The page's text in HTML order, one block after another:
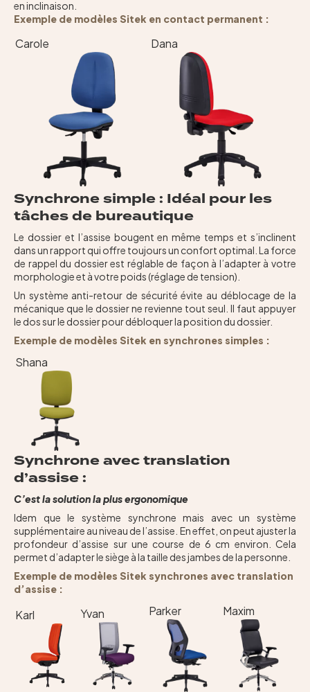
en inclinaison.
Exemple de modèles Sitek en contact permanent :
Carole Dana
Synchrone simple : Idéal pour les
tâches de bureautique
Le dossier et l’assise bougent en même temps et s’inclinent
dans un rapport qui offre toujours un confort optimal. La force
de rappel du dossier est réglable de façon à l’adapter à votre
morphologie et à votre poids (réglage de tension).
Un système anti-retour de sécurité évite au déblocage de la
mécanique que le dossier ne revienne tout seul. Il faut appuyer
le dos sur le dossier pour débloquer la position du dossier.
Exemple de modèles Sitek en synchrones simples :
Shana
Synchrone avec translation
d’assise :
C’est la solution la plus ergonomique
Idem que le système synchrone mais avec un système
supplémentaire au niveau de l’assise. En effet, on peut ajuster la
profondeur d’assise sur une course de 6 cm environ. Cela
permet d’adapter le siège à la taille des jambes de la personne.
Exemple de modèles Sitek synchrones avec translation
d’assise :
Karl Yvan Parker Maxim